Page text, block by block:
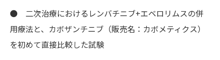
● 二次治療におけるレンバチニブ+エベロリムスの併
用療法と、カボザンチニブ（販売名：カボメティクス）
を初めて直接比較した試験